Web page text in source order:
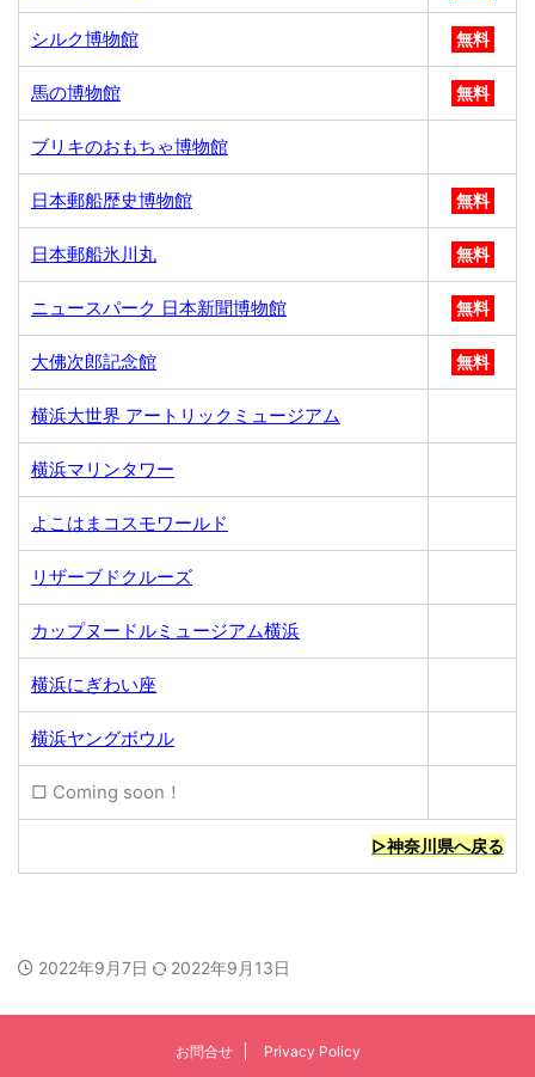
シルク博物館 無料
馬の博物館 無料
ブリキのおもちゃ博物館
日本郵船歴史博物館 無料
日本郵船氷川丸 無料
ニュースパーク 日本新聞博物館 無料
大佛次郎記念館 無料
横浜大世界 アートリックミュージアム
横浜マリンタワー
よこはまコスモワールド
リザーブドクルーズ
カップヌードルミュージアム横浜
横浜にぎわい座
横浜ヤングボウル
□ Coming soon！
▷神奈川県へ戻る
2022年9月7日 2022年9月13日
お問合せ Privacy Policy